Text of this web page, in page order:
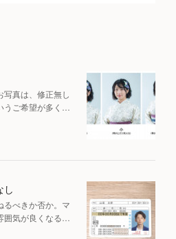
真は、修正無し
うご希望が多く…
し
るべきか否か。マ
囲気が良くなる…